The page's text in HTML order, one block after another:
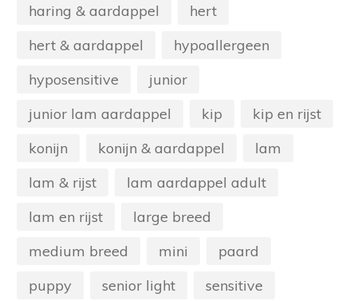
haring & aardappel
hert
hert & aardappel
hypoallergeen
hyposensitive
junior
junior lam aardappel
kip
kip en rijst
konijn
konijn & aardappel
lam
lam & rijst
lam aardappel adult
lam en rijst
large breed
medium breed
mini
paard
puppy
senior light
sensitive